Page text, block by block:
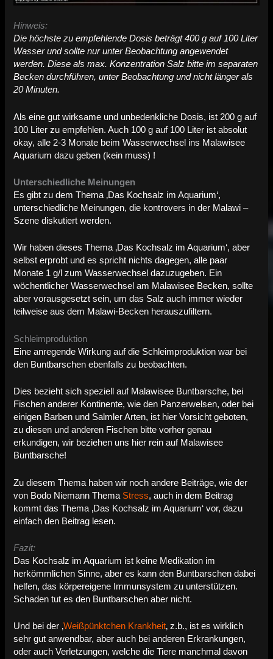
Hinweis:
Die höchste zu empfehlende Dosis beträgt 400 g auf 100 Liter
Wasser und sollte nur unter Beobachtung angewendet
werden. Diese als max. Konzentration Salz bitte im separaten
Becken durchführen, unter Beobachtung und nicht länger als
20 Minuten.
Als eine gut wirksame und unbedenkliche Dosis, ist 200 g auf
100 Liter zu empfehlen. Auch 100 g auf 100 Liter ist absolut
okay, alle 2-3 Monate beim Wasserwechsel ins Malawisee
Aquarium dazu geben (kein muss) !
Unterschiedliche Meinungen
Es gibt zu dem Thema ‚Das Kochsalz im Aquarium‘,
unterschiedliche Meinungen, die kontrovers in der Malawi –
Szene diskutiert werden.
Wir haben dieses Thema ‚Das Kochsalz im Aquarium‘, aber
selbst erprobt und es spricht nichts dagegen, alle paar
Monate 1 g/l zum Wasserwechsel dazuzugeben. Ein
wöchentlicher Wasserwechsel am Malawisee Becken, sollte
aber vorausgesetzt sein, um das Salz auch immer wieder
teilweise aus dem Malawi-Becken herauszufiltern.
Schleimproduktion
Eine anregende Wirkung auf die Schleimproduktion war bei
den Buntbarschen ebenfalls zu beobachten.
Dies bezieht sich speziell auf Malawisee Buntbarsche, bei
Fischen anderer Kontinente, wie den Panzerwelsen, oder bei
einigen Barben und Salmler Arten, ist hier Vorsicht geboten,
zu diesen und anderen Fischen bitte vorher genau
erkundigen, wir beziehen uns hier rein auf Malawisee
Buntbarsche!
Zu diesem Thema haben wir noch andere Beiträge, wie der
von Bodo Niemann Thema Stress, auch in dem Beitrag
kommt das Thema ‚Das Kochsalz im Aquarium‘ vor, dazu
einfach den Beitrag lesen.
Fazit:
Das Kochsalz im Aquarium ist keine Medikation im
herkömmlichen Sinne, aber es kann den Buntbarschen dabei
helfen, das körpereigene Immunsystem zu unterstützen.
Schaden tut es den Buntbarschen aber nicht.
Und bei der ‚Weißpünktchen Krankheit‚ z.b., ist es wirklich
sehr gut anwendbar, aber auch bei anderen Erkrankungen,
oder auch Verletzungen, welche die Tiere manchmal davon